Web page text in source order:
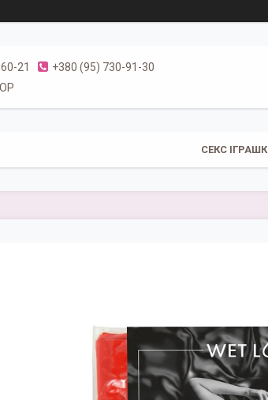
21
+380 (95) 730-91-30
СЕКС